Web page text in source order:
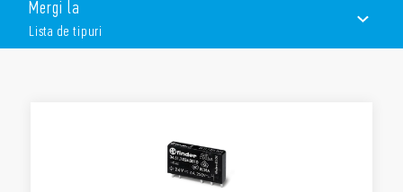
5 mm lățime
6kV (1,2 / 50 μs) izolație între bobină și contacte
Releele din seria 34 (SSR) au următoarele caracteristici (în
Mergi la
Lista de tipuri